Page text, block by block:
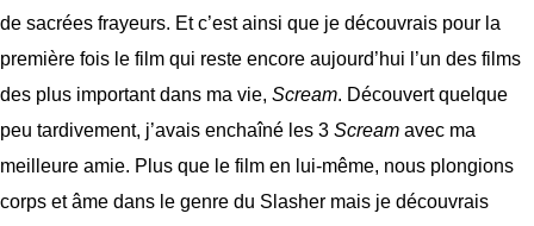
de sacrées frayeurs. Et c’est ainsi que je découvrais pour la
première fois le film qui reste encore aujourd’hui l’un des films
des plus important dans ma vie, Scream. Découvert quelque
peu tardivement, j’avais enchaîné les 3 Scream avec ma
meilleure amie. Plus que le film en lui-même, nous plongions
corps et âme dans le genre du Slasher mais je découvrais